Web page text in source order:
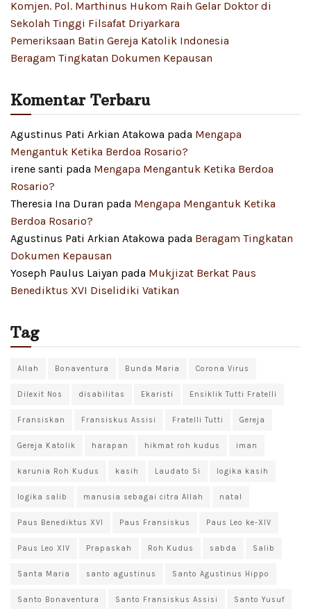
Komjen. Pol. Marthinus Hukom Raih Gelar Doktor di
Sekolah Tinggi Filsafat Driyarkara
Pemeriksaan Batin Gereja Katolik Indonesia
Beragam Tingkatan Dokumen Kepausan
Komentar Terbaru
Agustinus Pati Arkian Atakowa pada Mengapa
Mengantuk Ketika Berdoa Rosario?
irene santi pada Mengapa Mengantuk Ketika Berdoa
Rosario?
Theresia Ina Duran pada Mengapa Mengantuk Ketika
Berdoa Rosario?
Agustinus Pati Arkian Atakowa pada Beragam Tingkatan
Dokumen Kepausan
Yoseph Paulus Laiyan pada Mukjizat Berkat Paus
Benediktus XVI Diselidiki Vatikan
Tag
Allah Bonaventura Bunda Maria Corona Virus
Dilexit Nos disabilitas Ekaristi Ensiklik Tutti Fratelli
Fransiskan Fransiskus Assisi Fratelli Tutti Gereja
Gereja Katolik harapan hikmat roh kudus iman
karunia Roh Kudus kasih Laudato Si logika kasih
logika salib manusia sebagai citra Allah natal
Paus Benediktus XVI Paus Fransiskus Paus Leo ke-XIV
Paus Leo XIV Prapaskah Roh Kudus sabda Salib
Santa Maria santo agustinus Santo Agustinus Hippo
Santo Bonaventura Santo Fransiskus Assisi Santo Yusuf